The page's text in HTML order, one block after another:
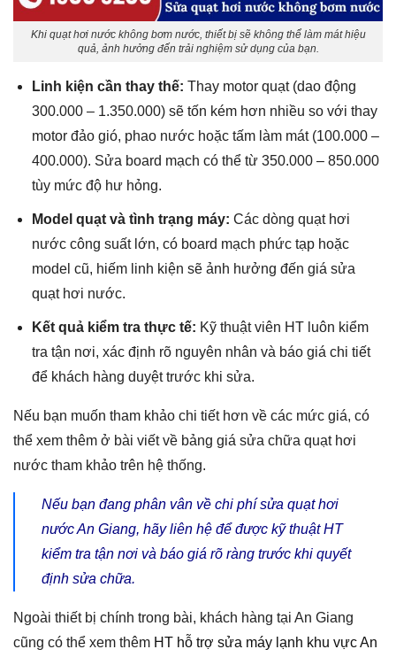
Khi quạt hơi nước không bơm nước, thiết bị sẽ không thể làm mát hiệu
quả, ảnh hưởng đến trải nghiệm sử dụng của bạn.
Linh kiện cần thay thế: Thay motor quạt (dao động
300.000 – 1.350.000) sẽ tốn kém hơn nhiều so với thay
motor đảo gió, phao nước hoặc tấm làm mát (100.000 –
400.000). Sửa board mạch có thể từ 350.000 – 850.000
tùy mức độ hư hỏng.
Model quạt và tình trạng máy: Các dòng quạt hơi
nước công suất lớn, có board mạch phức tạp hoặc
model cũ, hiếm linh kiện sẽ ảnh hưởng đến giá sửa
quạt hơi nước.
Kết quả kiểm tra thực tế: Kỹ thuật viên HT luôn kiểm
tra tận nơi, xác định rõ nguyên nhân và báo giá chi tiết
để khách hàng duyệt trước khi sửa.
Nếu bạn muốn tham khảo chi tiết hơn về các mức giá, có
thể xem thêm ở bài viết về bảng giá sửa chữa quạt hơi
nước tham khảo trên hệ thống.
Nếu bạn đang phân vân về chi phí sửa quạt hơi
nước An Giang, hãy liên hệ để được kỹ thuật HT
kiểm tra tận nơi và báo giá rõ ràng trước khi quyết
định sửa chữa.
Ngoài thiết bị chính trong bài, khách hàng tại An Giang
cũng có thể xem thêm HT hỗ trợ sửa máy lạnh khu vực An